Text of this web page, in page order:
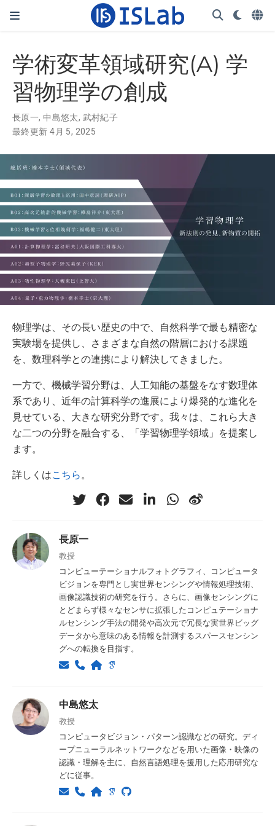
学術変革領域研究(A) 学
習物理学の創成
長原一,中島悠太, 武村紀子
最終更新 4月 5, 2025
物理学は、その長い歴史の中で、自然科学で最も精密な
実験場を提供し、さまざまな自然の階層における課題
を、数理科学との連携により解決してきました。
一方で、機械学習分野は、人工知能の基盤をなす数理体
系であり、近年の計算科学の進展により爆発的な進化を
見せている、大きな研究分野です。我々は、これら大き
な二つの分野を融合する、「学習物理学領域」を提案し
ます。
詳しくはこちら。
長原一
教授
コンピューテーショナルフォトグラフィ、コンピュータ
ビジョンを専門とし実世界センシングや情報処理技術、
画像認識技術の研究を行う。さらに、画像センシングに
とどまらず様々なセンサに拡張したコンピュテーショナ
ルセンシング手法の開発や高次元で冗長な実世界ビッグ
データから意味のある情報を計測するスパースセンシン
グへの転換を目指す。
中島悠太
教授
コンピュータビジョン・パターン認識などの研究。ディ
ープニューラルネットワークなどを用いた画像・映像の
認識・理解を主に、自然言語処理を援用した応用研究な
どに従事。